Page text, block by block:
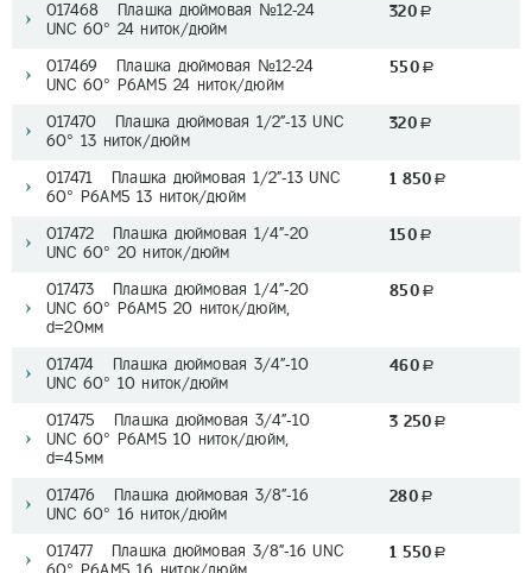
017468 Плашка дюймовая №12-24
UNC 60° 24 ниток/дюйм
320 a
017469 Плашка дюймовая №12-24
UNC 60° Р6АМ5 24 ниток/дюйм
550 a
017470 Плашка дюймовая 1/2"-13 UNC
60° 13 ниток/дюйм
320 a
017471 Плашка дюймовая 1/2"-13 UNC
60° Р6АМ5 13 ниток/дюйм
1 850 a
017472 Плашка дюймовая 1/4"-20
UNC 60° 20 ниток/дюйм
150 a
017473 Плашка дюймовая 1/4"-20
UNC 60° Р6АМ5 20 ниток/дюйм,
d=20мм
850 a
017474 Плашка дюймовая 3/4"-10
UNC 60° 10 ниток/дюйм
460 a
017475 Плашка дюймовая 3/4"-10
UNC 60° Р6АМ5 10 ниток/дюйм,
d=45мм
3 250 a
017476 Плашка дюймовая 3/8"-16
UNC 60° 16 ниток/дюйм
280 a
017477 Плашка дюймовая 3/8"-16 UNC
1 550 a